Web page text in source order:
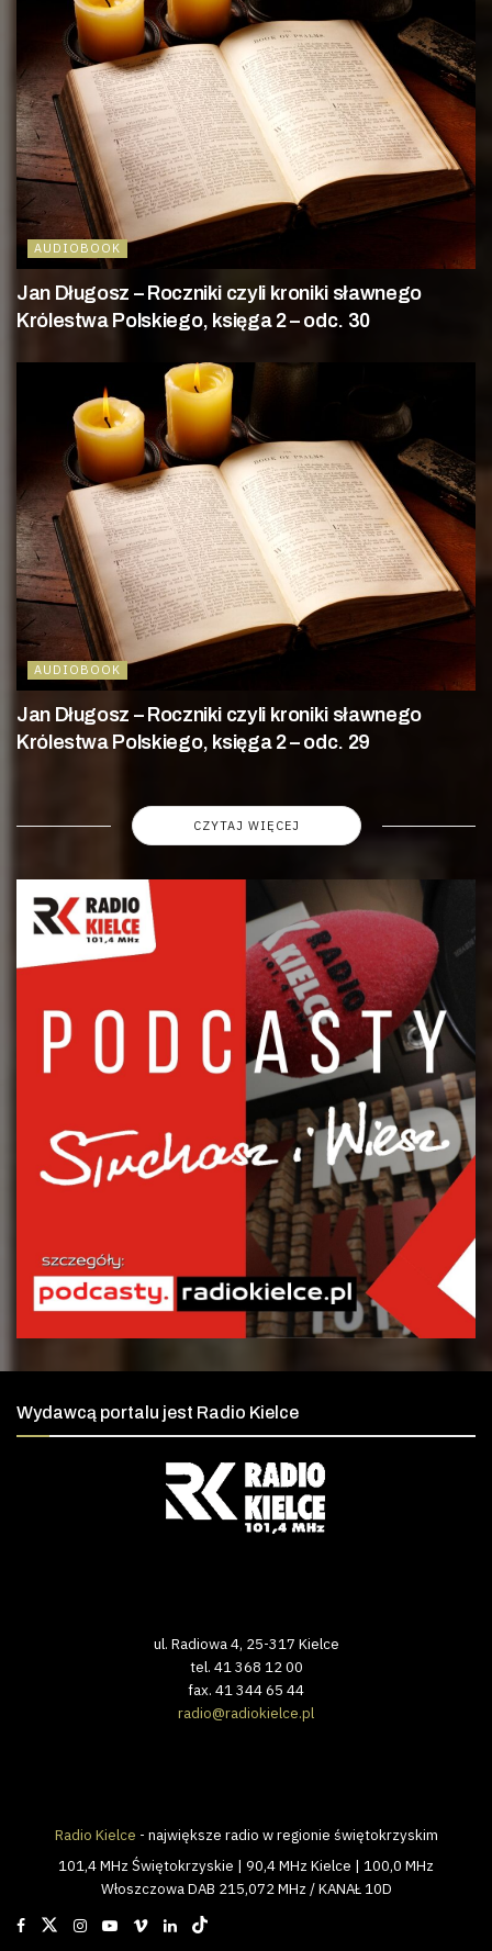
AUDIOBOOK
Jan Długosz – Roczniki czyli kroniki sławnego
Królestwa Polskiego, księga 2 – odc. 30
AUDIOBOOK
Jan Długosz – Roczniki czyli kroniki sławnego
Królestwa Polskiego, księga 2 – odc. 29
CZYTAJ WIĘCEJ
Wydawcą portalu jest Radio Kielce
ul. Radiowa 4, 25-317 Kielce
tel. 41 368 12 00
fax. 41 344 65 44
radio@radiokielce.pl
Radio Kielce - największe radio w regionie świętokrzyskim
101,4 MHz Świętokrzyskie | 90,4 MHz Kielce | 100,0 MHz
Włoszczowa DAB 215,072 MHz / KANAŁ 10D